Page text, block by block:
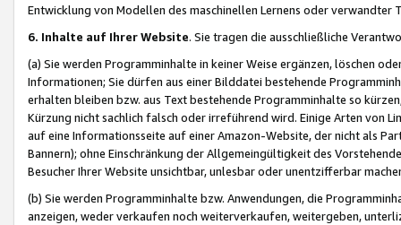
Entwicklung von Modellen des maschinellen Lernens oder
6. Inhalte auf Ihrer Website. Sie tragen die ausschließliche
(a) Sie werden Programminhalte in keiner Weise ergänzen, löschen
Informationen; Sie dürfen aus einer Bilddatei bestehende
erhalten bleiben bzw. aus Text bestehende Programminhalte so
Kürzung nicht sachlich falsch oder irreführend wird. Einige Arten von
auf eine Informationsseite auf einer Amazon-Website, der nicht als
Bannern); ohne Einschränkung der Allgemeingültigkeit des
Besucher Ihrer Website unsichtbar, unlesbar oder unentzifferbar
(b) Sie werden Programminhalte bzw. Anwendungen, die
anzeigen, weder verkaufen noch weiterverkaufen, weitergeben,